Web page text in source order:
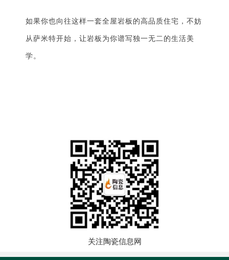
如果你也向往这样一套全屋岩板的高品质住宅，不妨
从萨米特开始，让岩板为你谱写独一无二的生活美
学。
关注陶瓷信息网